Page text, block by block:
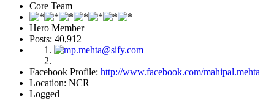
Core Team
Hero Member
Posts: 40,912
Facebook Profile: http://www.facebook.com/mahipal.mehta
Location: NCR
Logged